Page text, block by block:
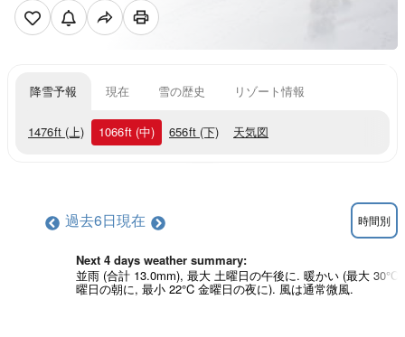
降雪予報 現在 雪の歴史 リゾート情報
1476ft (上) 1066ft (中) 656ft (下) 天気図
過去6日現在 時間別
Next 4 days weather summary:
並雨 (合計 13.0mm), 最大 土曜日の午後に. 暖かい (最大 30°C
曜日の朝に, 最小 22°C 金曜日の夜に). 風は通常微風.